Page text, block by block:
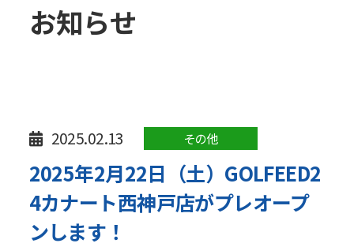
お知らせ
2025.02.13 その他
2025年2月22日（土）GOLFEED2
4カナート西神戸店がプレオープ
ンします！